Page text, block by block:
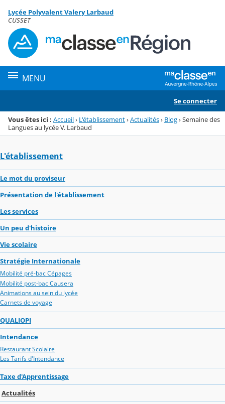
Menu de la rubrique
Contenu
Lycée Polyvalent Valery Larbaud
CUSSET
MENU
Se connecter
Vous êtes ici : Accueil› L'établissement›Actualités› Blog›Semaine des
Langues au lycée V. Larbaud
L'établissement
Le mot du proviseur
Présentation de l'établissement
Les services
Un peu d'histoire
Vie scolaire
Stratégie Internationale
Mobilité pré-bac Cépages
Mobilité post-bac Causera
Animations au sein du lycée
Carnets de voyage
QUALIOPI
Intendance
Restaurant Scolaire
Les Tarifs d'Intendance
Taxe d'Apprentissage
Actualités